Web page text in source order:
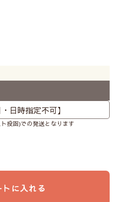
投函)での発送となります
トに入れる